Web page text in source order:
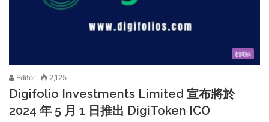
新聞稿
Editor 2,125
Digifolio Investments Limited 宣布將於
2024 年 5 月 1 日推出 DigiToken ICO